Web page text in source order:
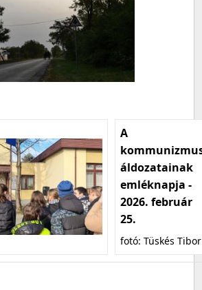
A
áldozatainak
emléknapja -
2026. február
25.
fotó: Tüskés Tibor